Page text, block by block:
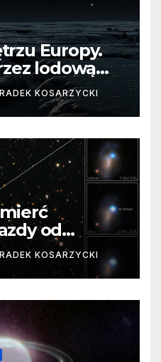
Europy.
lodową
RADEK KOSARZYCKI
od
Niezwykle
RADEK KOSARZYCKI